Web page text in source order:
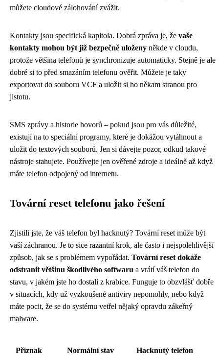
můžete cloudové zálohování zvážit.
Kontakty jsou specifická kapitola. Dobrá zpráva je, že vaše
kontakty mohou být již bezpečně uloženy někde v cloudu,
protože většina telefonů je synchronizuje automaticky. Stejně je ale
dobré si to před smazáním telefonu ověřit. Můžete je taky
exportovat do souboru VCF a uložit si ho někam stranou pro
jistotu.
SMS zprávy a historie hovorů – pokud jsou pro vás důležité,
existují na to speciální programy, které je dokážou vytáhnout a
uložit do textových souborů. Jen si dávejte pozor, odkud takové
nástroje stahujete. Používejte jen ověřené zdroje a ideálně až když
máte telefon odpojený od internetu.
Tovární reset telefonu jako řešení
Zjistili jste, že váš telefon byl hacknutý? Tovární reset může být
vaší záchranou. Je to sice razantní krok, ale často i nejspolehlivější
způsob, jak se s problémem vypořádat. Tovární reset dokáže
odstranit většinu škodlivého softwaru a vrátí váš telefon do
stavu, v jakém jste ho dostali z krabice. Funguje to obzvlášť dobře
v situacích, kdy už vyzkoušené antiviry nepomohly, nebo když
máte pocit, že se do systému vetřel nějaký opravdu zákeřný
malware.
Příznak
Normální stav Hacknutý telefon